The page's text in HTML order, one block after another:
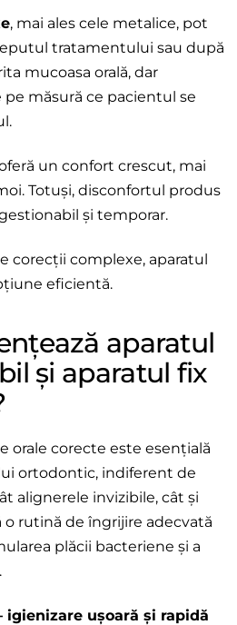
, mai ales cele metalice, pot
tratamentului sau după
mucoasa orală, dar
măsură ce pacientul se
un confort crescut, mai
Totuși, disconfortul produs
și temporar.
corecții complexe, aparatul
eficientă.
aparatul
și aparatul fix
orale corecte este esențială
ortodontic, indiferent de
alignerele invizibile, cât și
o rutină de îngrijire adecvată
plăcii bacteriene și a
ușoară și rapidă